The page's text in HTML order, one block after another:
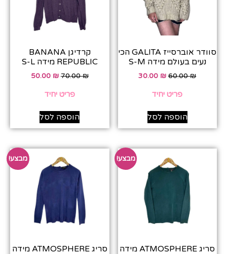
סוודר אוברסייז GALITA הכי
נעים בעולם מידה S-M
60.00₪
30.00 ₪
פריט יחיד
הוספה לסל
קרדיגן BANANA
REPUBLIC מידה S-L
70.00₪
50.00 ₪
פריט יחיד
הוספה לסל
מבצע!
סריג ATMOSPHERE מידה
מבצע!
סריג ATMOSPHERE מידה